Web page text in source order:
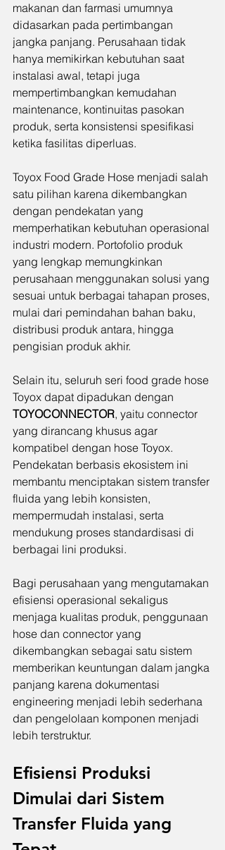
makanan dan farmasi umumnya
didasarkan pada pertimbangan
jangka panjang. Perusahaan tidak
hanya memikirkan kebutuhan saat
instalasi awal, tetapi juga
mempertimbangkan kemudahan
maintenance, kontinuitas pasokan
produk, serta konsistensi spesifikasi
ketika fasilitas diperluas.
Toyox Food Grade Hose menjadi salah
satu pilihan karena dikembangkan
dengan pendekatan yang
memperhatikan kebutuhan operasional
industri modern. Portofolio produk
yang lengkap memungkinkan
perusahaan menggunakan solusi yang
sesuai untuk berbagai tahapan proses,
mulai dari pemindahan bahan baku,
distribusi produk antara, hingga
pengisian produk akhir.
Selain itu, seluruh seri food grade hose
Toyox dapat dipadukan dengan
TOYOCONNECTOR, yaitu connector
yang dirancang khusus agar
kompatibel dengan hose Toyox.
Pendekatan berbasis ekosistem ini
membantu menciptakan sistem transfer
fluida yang lebih konsisten,
mempermudah instalasi, serta
mendukung proses standardisasi di
berbagai lini produksi.
Bagi perusahaan yang mengutamakan
efisiensi operasional sekaligus
menjaga kualitas produk, penggunaan
hose dan connector yang
dikembangkan sebagai satu sistem
memberikan keuntungan dalam jangka
panjang karena dokumentasi
engineering menjadi lebih sederhana
dan pengelolaan komponen menjadi
lebih terstruktur.
Efisiensi Produksi
Dimulai dari Sistem
Transfer Fluida yang